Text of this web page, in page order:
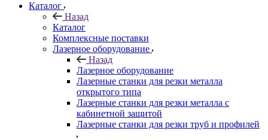
Каталог
Назад
Каталог
Комплексные поставки
Лазерное оборудование
Назад
Лазерное оборудование
Лазерные станки для резки металла
открытого типа
Лазерные станки для резки металла с
кабинетной защитой
Лазерные станки для резки труб и профилей